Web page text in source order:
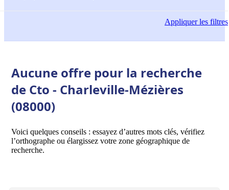
Appliquerles filtres
Aucune offre pour la recherche
de Cto - Charleville-Mézières
(08000)
Voici quelques conseils : essayez d’autres mots clés, vérifiez
l’orthographe ou élargissez votre zone géographique de
recherche.